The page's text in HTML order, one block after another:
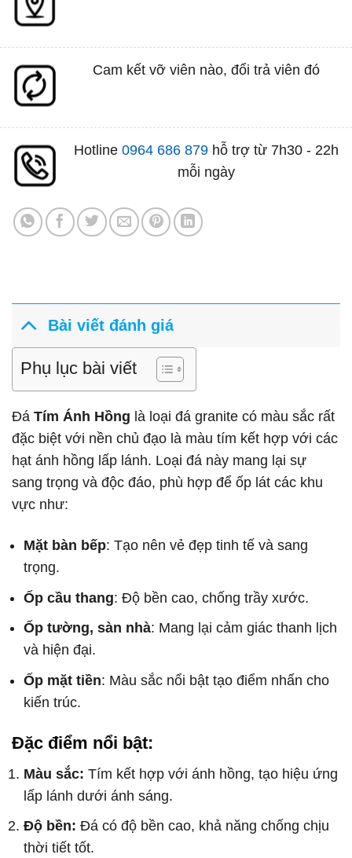
Cam kết vỡ viên nào, đổi trả viên đó
Hotline0964 686 879 hỗ trợ từ 7h30 - 22h
mỗi ngày
Bài viết đánh giá
Phụ lục bài viết
Đá Tím Ánh Hồng là loại đá granite có màu sắc rất
đặc biệt với nền chủ đạo là màu tím kết hợp với các
hạt ánh hồng lấp lánh. Loại đá này mang lại sự
sang trọng và độc đáo, phù hợp để ốp lát các khu
vực như:
Mặt bàn bếp: Tạo nên vẻ đẹp tinh tế và sang
trọng.
Ốp cầu thang: Độ bền cao, chống trầy xước.
Ốp tường, sàn nhà: Mang lại cảm giác thanh lịch
và hiện đại.
Ốp mặt tiền: Màu sắc nổi bật tạo điểm nhấn cho
kiến trúc.
Đặc điểm nổi bật:
Màu sắc: Tím kết hợp với ánh hồng, tạo hiệu ứng
lấp lánh dưới ánh sáng.
Độ bền: Đá có độ bền cao, khả năng chống chịu
thời tiết tốt.